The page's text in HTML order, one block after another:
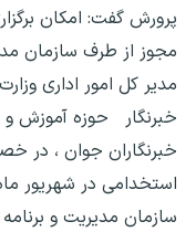
پرورش گفت: امکان
مجوز از طرف سازمان
مدیر کل امور اداری
خبرنگار حوزه آموزش و
خبرنگاران جوان ، در
استخدامی در شهریور
سازمان مدیریت و